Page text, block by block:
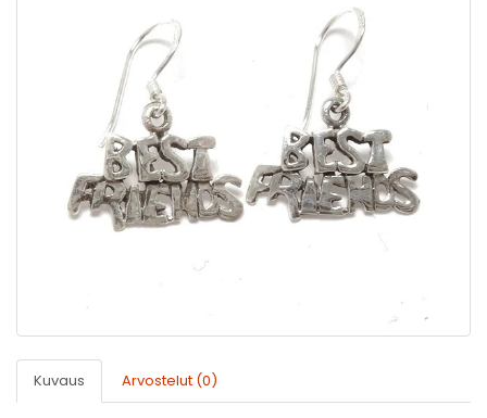
Kuvaus Arvostelut (0)